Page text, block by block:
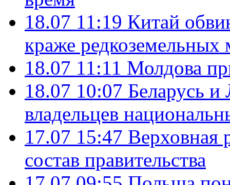
18.07 11:19 Китай
краже редкоземельных
18.07 11:11 Молдова
18.07 10:07 Беларусь
владельцев
17.07 15:47 Верховная
состав правительства